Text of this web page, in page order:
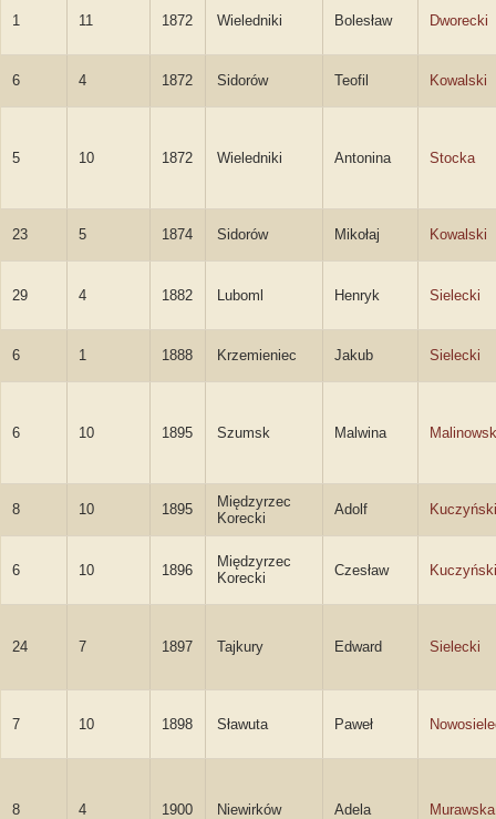
1 11 1872 Wieledniki Bolesław Dworecki
6 4 1872 Sidorów Teofil Kowalski
5 10 1872 Wieledniki Antonina Stocka
23 5 1874 Sidorów Mikołaj Kowalski
29 4 1882 Luboml Henryk Sielecki
6 1 1888 Krzemieniec Jakub Sielecki
6 10 1895 Szumsk Malwina
8 10 1895
Międzyrzec
Korecki
Adolf Kuczyński
6 10 1896
Międzyrzec
Korecki
Czesław Kuczyński
24 7 1897 Tajkury Edward Sielecki
7 10 1898 Sławuta Paweł
8 4 1900 Niewirków Adela Murawska